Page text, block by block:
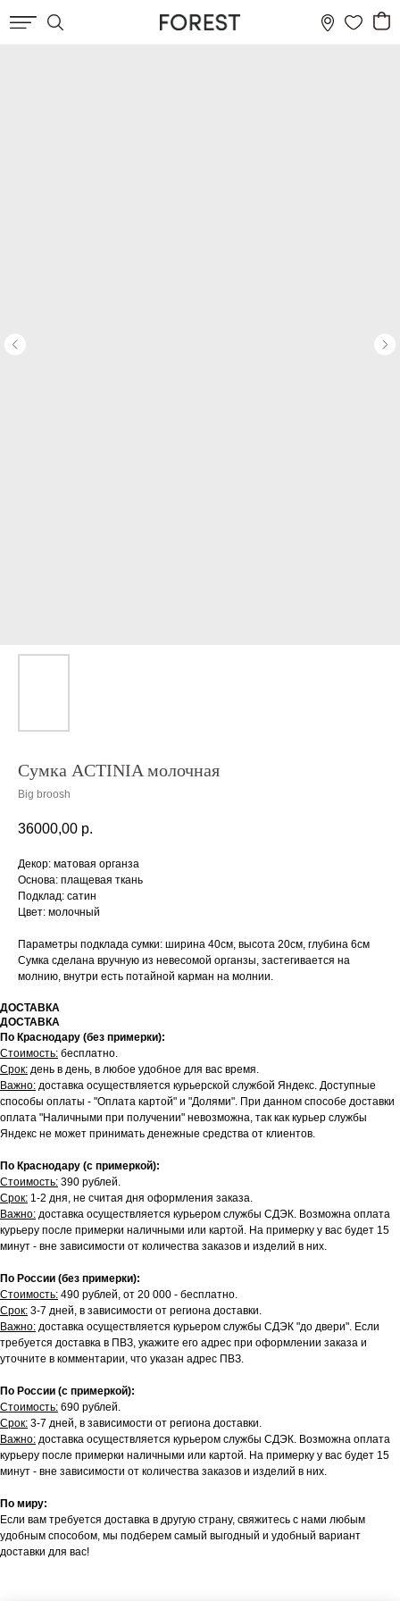
Сумка ACTINIA молочная
Big broosh
36000,00 р.
Декор: матовая органза
Основа: плащевая ткань
Подклад: сатин
Цвет: молочный
Параметры подклада сумки: ширина 40см, высота 20см, глубина 6см
Сумка сделана вручную из невесомой органзы, застегивается на
молнию, внутри есть потайной карман на молнии.
ДОСТАВКА
ДОСТАВКА
По Краснодару (без примерки):
Стоимость: бесплатно.
Срок: день в день, в любое удобное для вас время.
Важно: доставка осуществляется курьерской службой Яндекс. Доступные
способы оплаты - "Оплата картой" и "Долями". При данном способе доставки
оплата "Наличными при получении" невозможна, так как курьер службы
Яндекс не может принимать денежные средства от клиентов.
По Краснодару (с примеркой):
Стоимость: 390 рублей.
Срок: 1-2 дня, не считая дня оформления заказа.
Важно: доставка осуществляется курьером службы СДЭК. Возможна оплата
курьеру после примерки наличными или картой. На примерку у вас будет 15
минут - вне зависимости от количества заказов и изделий в них.
По России (без примерки):
Стоимость: 490 рублей, от 20 000 - бесплатно.
Срок: 3-7 дней, в зависимости от региона доставки.
Важно: доставка осуществляется курьером службы СДЭК "до двери". Если
требуется доставка в ПВЗ, укажите его адрес при оформлении заказа и
уточните в комментарии, что указан адрес ПВЗ.
По России (с примеркой):
Стоимость: 690 рублей.
Срок: 3-7 дней, в зависимости от региона доставки.
Важно: доставка осуществляется курьером службы СДЭК. Возможна оплата
курьеру после примерки наличными или картой. На примерку у вас будет 15
минут - вне зависимости от количества заказов и изделий в них.
По миру:
Если вам требуется доставка в другую страну, свяжитесь с нами любым
удобным способом, мы подберем самый выгодный и удобный вариант
доставки для вас!